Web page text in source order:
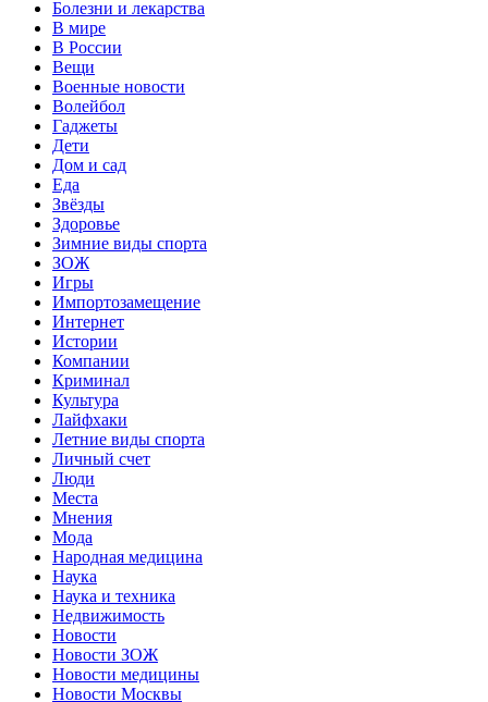
Болезни и лекарства
В мире
В России
Вещи
Военные новости
Волейбол
Гаджеты
Дети
Дом и сад
Еда
Звёзды
Здоровье
Зимние виды спорта
ЗОЖ
Игры
Импортозамещение
Интернет
Истории
Компании
Криминал
Культура
Лайфхаки
Летние виды спорта
Личный счет
Люди
Места
Мнения
Мода
Народная медицина
Наука
Наука и техника
Недвижимость
Новости
Новости ЗОЖ
Новости медицины
Новости Москвы